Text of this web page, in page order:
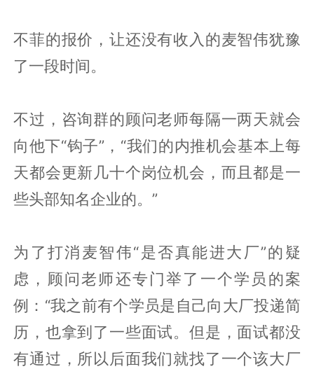
不菲的报价，让还没有收入的麦智伟犹豫
了一段时间。
不过，咨询群的顾问老师每隔一两天就会
向他下“钩子”，“我们的内推机会基本上每
天都会更新几十个岗位机会，而且都是一
些头部知名企业的。”
为了打消麦智伟“是否真能进大厂”的疑
虑，顾问老师还专门举了一个学员的案
例：“我之前有个学员是自己向大厂投递简
历，也拿到了一些面试。但是，面试都没
有通过，所以后面我们就找了一个该大厂